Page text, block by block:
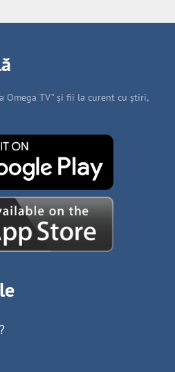
Omega TV” și fii la curent cu știri,